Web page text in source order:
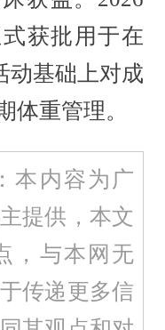
获批用于在
动基础上对成
体重管理。
本内容为广
提供，本文
，与本网无
传递更多信